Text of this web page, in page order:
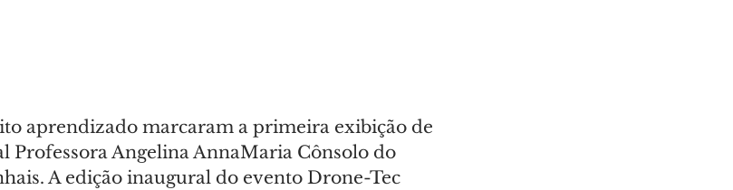
aprendizado marcaram a primeira exibição de
Professora Angelina AnnaMaria Cônsolo do
A edição inaugural do evento Drone-Tec